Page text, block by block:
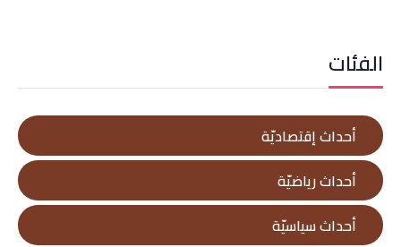
الفئات
أحداث إقتصاديّة
أحداث رياضيّة
أحداث سياسيّة